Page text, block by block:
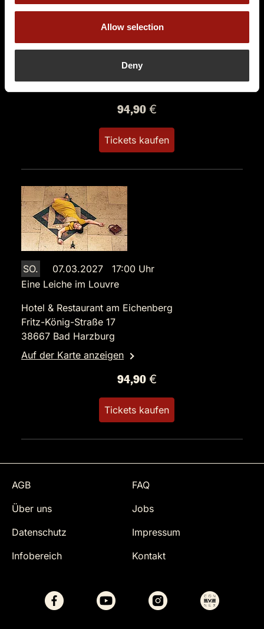
Allow selection
Deny
Fritz-König-Straße 17
Auf der Karte anzeigen
94,90 €
Tickets kaufen
SO.
07.03.2027 17:00 Uhr
Eine Leiche im Louvre
Hotel & Restaurant am Eichenberg
Fritz-König-Straße 17
38667 Bad Harzburg
Auf der Karte anzeigen
94,90 €
Tickets kaufen
AGB
FAQ
Über uns
Jobs
Datenschutz
Impressum
Infobereich
Kontakt